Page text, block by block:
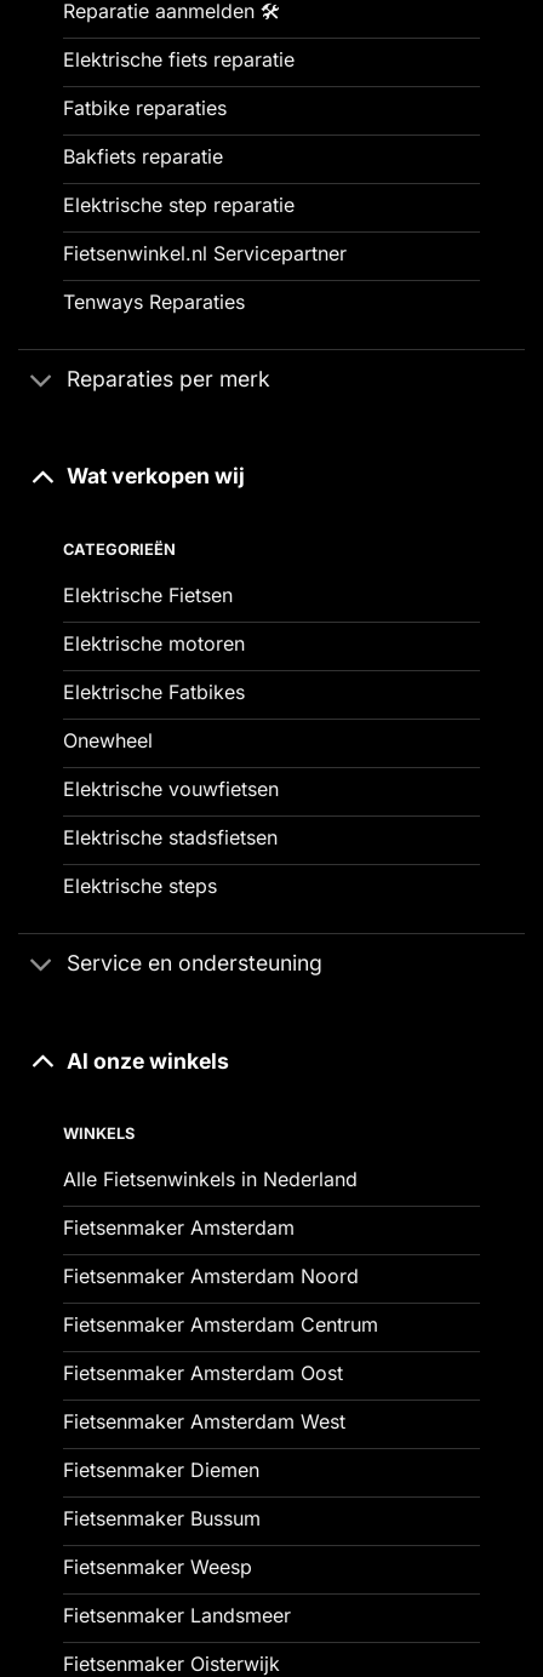
Reparatie aanmelden 🛠️
Elektrische fiets reparatie
Fatbike reparaties
Bakfiets reparatie
Elektrische step reparatie
Fietsenwinkel.nl Servicepartner
Tenways Reparaties
Reparaties per merk
Wat verkopen wij
CATEGORIEËN
Elektrische Fietsen
Elektrische motoren
Elektrische Fatbikes
Onewheel
Elektrische vouwfietsen
Elektrische stadsfietsen
Elektrische steps
Service en ondersteuning
Al onze winkels
WINKELS
Alle Fietsenwinkels in Nederland
Fietsenmaker Amsterdam
Fietsenmaker Amsterdam Noord
Fietsenmaker Amsterdam Centrum
Fietsenmaker Amsterdam Oost
Fietsenmaker Amsterdam West
Fietsenmaker Diemen
Fietsenmaker Bussum
Fietsenmaker Weesp
Fietsenmaker Landsmeer
Fietsenmaker Oisterwijk